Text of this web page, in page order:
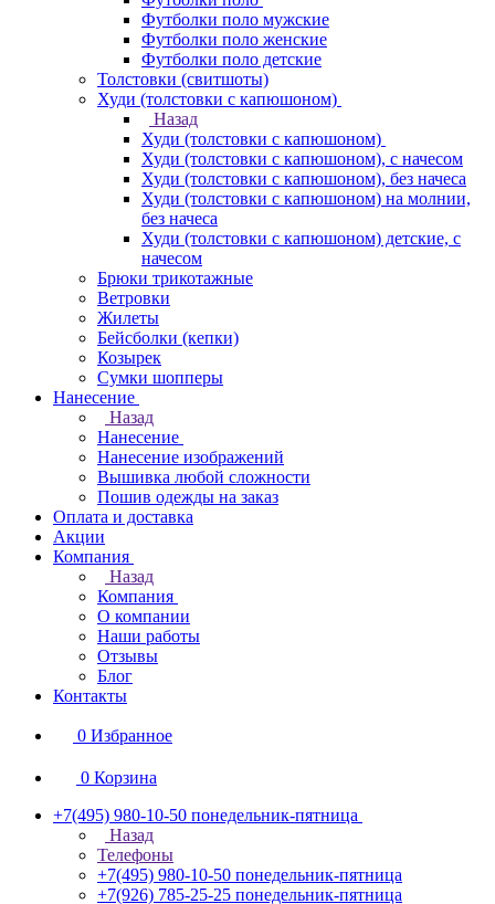
Футболки поло мужские
Футболки поло женские
Футболки поло детские
Толстовки (свитшоты)
Худи (толстовки с капюшоном)
Назад
Худи (толстовки с капюшоном)
Худи (толстовки c капюшоном), с начесом
Худи (толстовки c капюшоном), без начеса
Худи (толстовки с капюшоном) на молнии,
без начеса
Худи (толстовки c капюшоном) детские, с
начесом
Брюки трикотажные
Ветровки
Жилеты
Бейсболки (кепки)
Козырек
Сумки шопперы
Нанесение
Назад
Нанесение
Нанесение изображений
Вышивка любой сложности
Пошив одежды на заказ
Оплата и доставка
Акции
Компания
Назад
Компания
О компании
Наши работы
Отзывы
Блог
Контакты
0 Избранное
0 Корзина
+7(495) 980-10-50 понедельник-пятница
Назад
Телефоны
+7(495) 980-10-50 понедельник-пятница
+7(926) 785-25-25 понедельник-пятница